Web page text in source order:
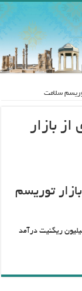
سلامت
بازار
توریسم
امسال درانتظار ۷۰۰هزار گردشگر درمانی و ۶۳۰ میلیون ریگنیت درآمد